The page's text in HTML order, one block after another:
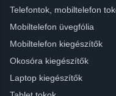
Telefontok, mobiltelefon
Mobiltelefon üvegfólia
Mobiltelefon kiegészítők
Okosóra kiegészítők
Laptop kiegészítők